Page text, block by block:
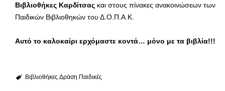
Βιβλιοθήκες Καρδίτσας και στους πίνακες ανακοινώσεων των
Παιδικών Βιβλιοθηκών του Δ.Ο.Π.Α.Κ.
Αυτό το καλοκαίρι ερχόμαστε κοντά… μόνο με τα βιβλία!!!
Βιβλιοθήκες Δράση Παιδικές